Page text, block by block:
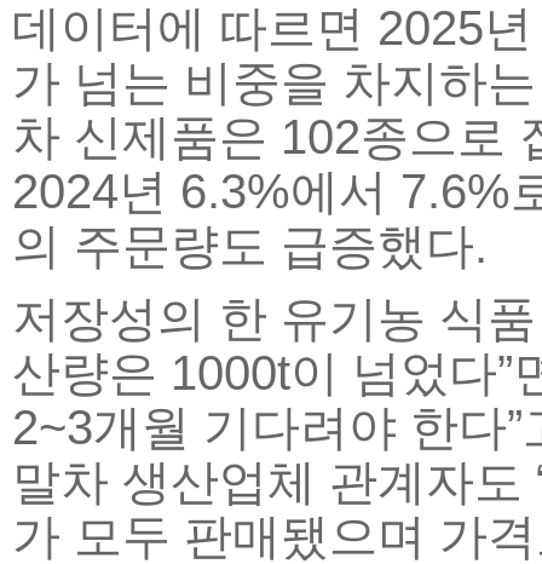
데이터에 따르면 2025
가 넘는 비중을 차지하
차 신제품은 102종으로
2024년 6.3%에서 7.6%
의 주문량도 급증했다.
저장성의 한 유기농 식
산량은 1000t이 넘었다”
2~3개월 기다려야 한다
말차 생산업체 관계자
가 모두 판매됐으며 가